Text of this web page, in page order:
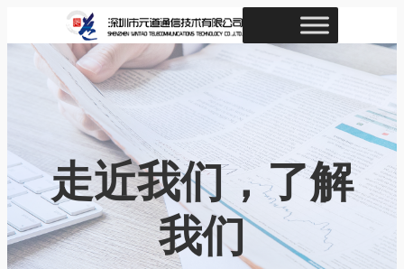
走近我们，了解
我们